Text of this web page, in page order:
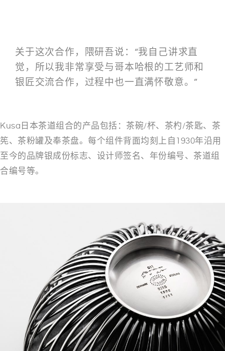
关于这次合作，隈研吾说：“我自己讲求直
觉，所以我非常享受与哥本哈根的工艺师和
银匠交流合作，过程中也一直满怀敬意。”
Kusa日本茶道组合的产品包括：茶碗/杯、茶杓/茶匙、茶
筅、茶粉罐及奉茶盘。每个组件背面均刻上自1930年沿用
至今的品牌银成份标志、设计师签名、年份编号、茶道组
合编号等。